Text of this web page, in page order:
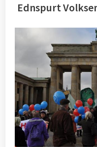
Ednspurt